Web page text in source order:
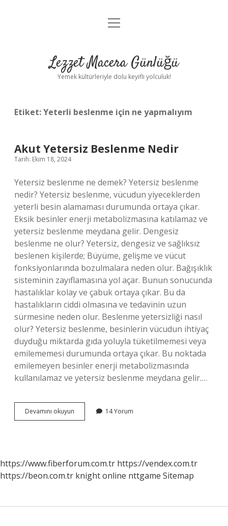
Anasayfa
Yasal Uyarı
menüyü
Lezzet Macera Günlüğü
Yemek kültürleriyle dolu keyifli yolculuk!
Etiket:Yeterli beslenme için ne yapmalıyım
Akut Yetersiz Beslenme Nedir
Tarih: Ekim 18, 2024
Yetersiz beslenme ne demek? Yetersiz beslenme
nedir? Yetersiz beslenme, vücudun yiyeceklerden
yeterli besin alamaması durumunda ortaya çıkar.
Eksik besinler enerji metabolizmasına katılamaz ve
yetersiz beslenme meydana gelir. Dengesiz
beslenme ne olur? Yetersiz, dengesiz ve sağlıksız
beslenen kişilerde; Büyüme, gelişme ve vücut
fonksiyonlarında bozulmalara neden olur. Bağışıklık
sisteminin zayıflamasına yol açar. Bunun sonucunda
hastalıklar kolay ve çabuk ortaya çıkar. Bu da
hastalıkların ciddi olmasına ve tedavinin uzun
sürmesine neden olur. Beslenme yetersizliği nasıl
olur? Yetersiz beslenme, besinlerin vücudun ihtiyaç
duyduğu miktarda gıda yoluyla tüketilmemesi veya
emilememesi durumunda ortaya çıkar. Bu noktada
emilemeyen besinler enerji metabolizmasında
kullanılamaz ve yetersiz beslenme meydana gelir.…
Devamını okuyun
Yetersiz
14 Yorum
https://www.fiberforum.com.tr https://vendex.com.tr
https://beon.com.tr knight online nttgame Sitemap